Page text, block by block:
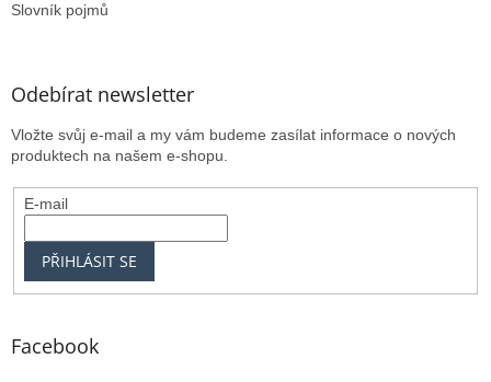
Slovník pojmů
Odebírat newsletter
Vložte svůj e-mail a my vám budeme zasílat informace o nových
produktech na našem e-shopu.
E-mail
PŘIHLÁSIT SE
Facebook